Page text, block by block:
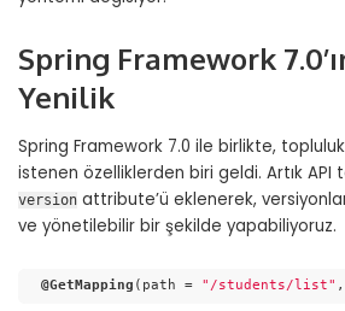
Spring Framework
Yenilik
Spring Framework 7.0 ile birlikte,
istenen özelliklerden biri geldi. Artık API
version attribute’ü eklenerek,
ve yönetilebilir bir şekilde yapabiliyoruz.
@GetMapping (path = "/students/list"